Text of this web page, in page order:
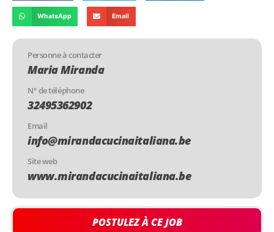
WhatsApp Email
Personne à contacter
Maria Miranda
N° de téléphone
32495362902
Email
info@mirandacucinaitaliana.be
Site web
www.mirandacucinaitaliana.be
POSTULEZ À CE JOB